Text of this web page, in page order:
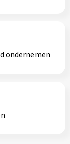
ondernemen